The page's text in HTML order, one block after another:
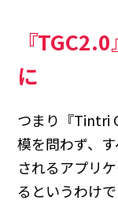
『
に
つまり『Tintri
模を問わず、
されるアプリ
るというわけで